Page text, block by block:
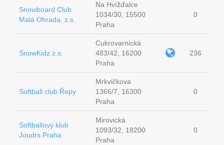
Snowboard Club
Malá Ohrada, z.s.
Na Hvížďalce
1034/30, 15500
Praha
0
SnowKidz z.s.
Cukrovarnická
483/42, 16200
Praha
236
Softball club Řepy
Mrkvičkova
1366/7, 16300
Praha
0
Softballový klub
Joudrs Praha
Mirovická
1093/32, 18200
Praha
0